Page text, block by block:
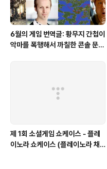
6월의 게임 번역글: 황무지 간첩이
악마를 폭행해서 까칠한 콘솔 문명
제 1회 소셜게임 쇼케이스 - 플레
이노라 쇼케이스 (플레이노라 채